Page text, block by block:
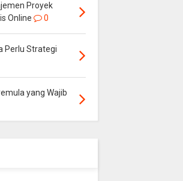
Proyek
Online
0
Perlu Strategi
yang Wajib